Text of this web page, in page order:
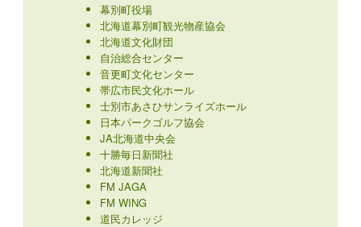
幕別町役場
北海道幕別町観光物産協会
北海道文化財団
自治総合センター
音更町文化センター
帯広市民文化ホール
士別市あさひサンライズホール
日本パークゴルフ協会
JA北海道中央会
十勝毎日新聞社
北海道新聞社
FM JAGA
FM WING
道民カレッジ